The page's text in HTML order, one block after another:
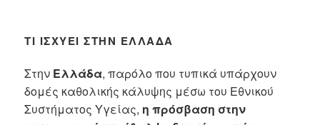
ΤΙ ΙΣΧΎΕΙ ΣΤΗΝ ΕΛΛΆΔΑ
Στην Ελλάδα, παρόλο που τυπικά υπάρχουν
δομές καθολικής κάλυψης μέσω του Εθνικού
Συστήματος Υγείας, η πρόσβαση στην